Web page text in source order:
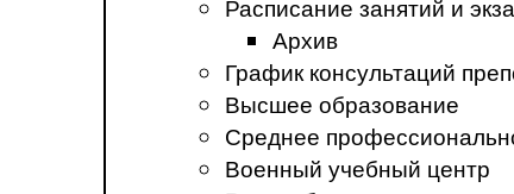
Расписание занятий и
Архив
График консультаций
Высшее образование
Среднее
Военный учебный центр